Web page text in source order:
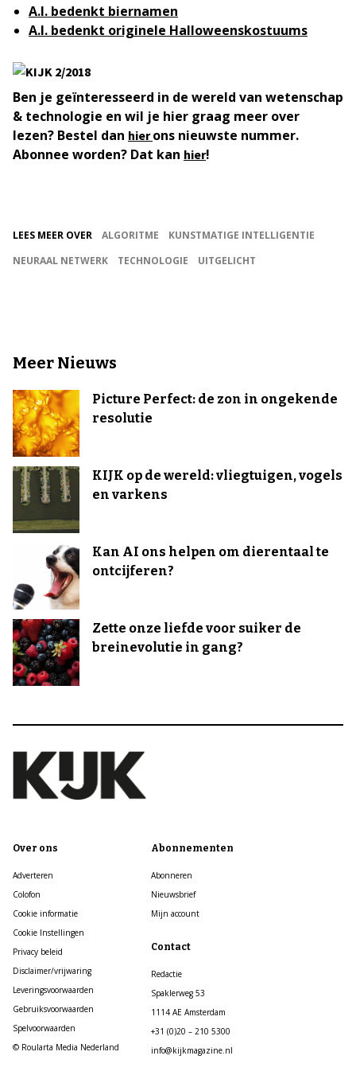
A.I. bedenkt biernamen
A.I. bedenkt originele Halloweenskostuums
Ben je geïnteresseerd in de wereld van wetenschap
& technologie en wil je hier graag meer over
lezen? Bestel dan hierons nieuwste nummer.
Abonnee worden? Dat kan hier!
LEES MEER OVER ALGORITME
KUNSTMATIGE INTELLIGENTIE
NEURAAL NETWERK
TECHNOLOGIE UITGELICHT
Meer Nieuws
Picture Perfect: de zon in ongekende
resolutie
KIJK op de wereld: vliegtuigen, vogels
en varkens
Kan AI ons helpen om dierentaal te
ontcijferen?
Zette onze liefde voor suiker de
breinevolutie in gang?
Over ons
Adverteren
Colofon
Cookie informatie
Cookie Instellingen
Privacy beleid
Disclaimer/vrijwaring
Leveringsvoorwaarden
Gebruiksvoorwaarden
Spelvoorwaarden
© Roularta Media Nederland
Abonnementen
Abonneren
Nieuwsbrief
Mijn account
Contact
Redactie
Spaklerweg 53
1114 AE Amsterdam
+31 (0)20 – 210 5300
info@kijkmagazine.nl